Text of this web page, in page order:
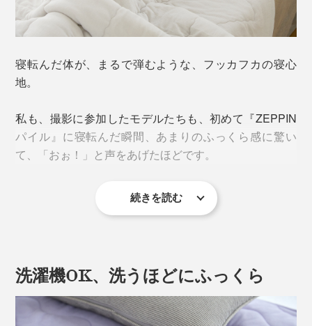
寝転んだ体が、まるで弾むような、フッカフカの寝心
地。
私も、撮影に参加したモデルたちも、初めて『ZEPPIN
パイル』に寝転んだ瞬間、あまりのふっくら感に驚い
て、「おぉ！」と声をあげたほどです。
しかも、“おだやかな春”のように、心地よい暖かさ。暖
持ちよく過ごせました。
フッカフカの柔らかさと、心地よい暖かさにこだわった
『ZEPPINパイル』。
続きを読む
洗濯機OK、洗うほどにふっくら